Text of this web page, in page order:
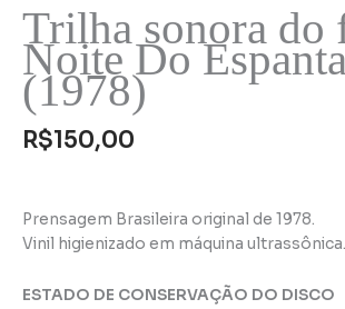
Trilha sonora do
Noite Do
(1978)
R$150,00
Prensagem Brasileira original de 1978.
Vinil higienizado em máquina ultrassônica.
ESTADO DE CONSERVAÇÃO DO DISCO